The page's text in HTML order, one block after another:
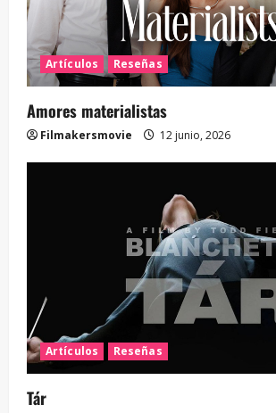
Artículos Reseñas
Amores materialistas
Filmakersmovie 12 junio, 2026
Artículos Reseñas
Tár